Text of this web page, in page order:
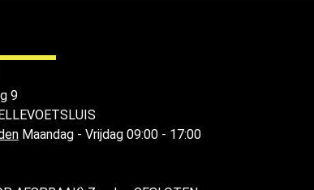
9
Maandag - Vrijdag 09:00 - 17:00